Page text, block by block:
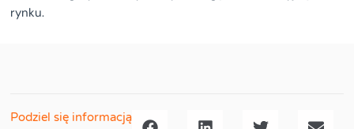
rynku.
Podziel się informacją